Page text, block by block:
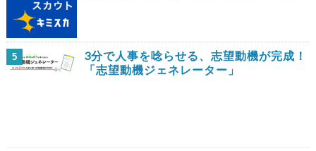
5
3分で人事を唸らせる、志望動機が完成！
「志望動機ジェネレーター」